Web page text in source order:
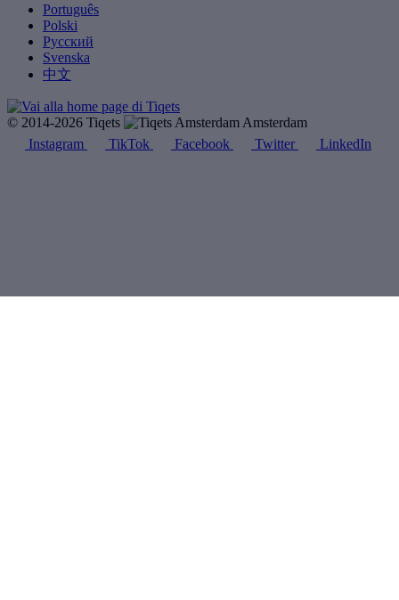
Português
Polski
Русский
Svenska
中文
© 2014-2026 Tiqets
Amsterdam
Instagram
TikTok Facebook Twitter LinkedIn